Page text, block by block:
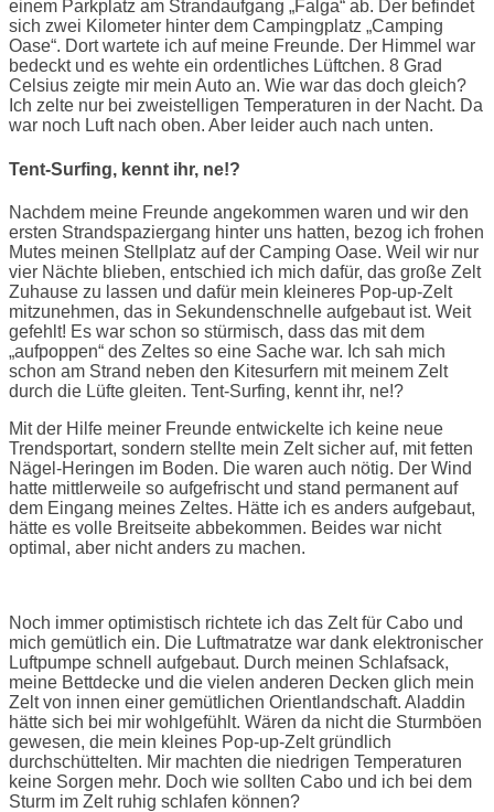
einem Parkplatz am Strandaufgang „Falga“ ab. Der befindet
sich zwei Kilometer hinter dem Campingplatz „Camping
Oase“. Dort wartete ich auf meine Freunde. Der Himmel war
bedeckt und es wehte ein ordentliches Lüftchen. 8 Grad
Celsius zeigte mir mein Auto an. Wie war das doch gleich?
Ich zelte nur bei zweistelligen Temperaturen in der Nacht. Da
war noch Luft nach oben. Aber leider auch nach unten.
Tent-Surfing, kennt ihr, ne!?
Nachdem meine Freunde angekommen waren und wir den
ersten Strandspaziergang hinter uns hatten, bezog ich frohen
Mutes meinen Stellplatz auf der Camping Oase. Weil wir nur
vier Nächte blieben, entschied ich mich dafür, das große Zelt
Zuhause zu lassen und dafür mein kleineres Pop-up-Zelt
mitzunehmen, das in Sekundenschnelle aufgebaut ist. Weit
gefehlt! Es war schon so stürmisch, dass das mit dem
„aufpoppen“ des Zeltes so eine Sache war. Ich sah mich
schon am Strand neben den Kitesurfern mit meinem Zelt
durch die Lüfte gleiten. Tent-Surfing, kennt ihr, ne!?
Mit der Hilfe meiner Freunde entwickelte ich keine neue
Trendsportart, sondern stellte mein Zelt sicher auf, mit fetten
Nägel-Heringen im Boden. Die waren auch nötig. Der Wind
hatte mittlerweile so aufgefrischt und stand permanent auf
dem Eingang meines Zeltes. Hätte ich es anders aufgebaut,
hätte es volle Breitseite abbekommen. Beides war nicht
optimal, aber nicht anders zu machen.
Noch immer optimistisch richtete ich das Zelt für Cabo und
mich gemütlich ein. Die Luftmatratze war dank elektronischer
Luftpumpe schnell aufgebaut. Durch meinen Schlafsack,
meine Bettdecke und die vielen anderen Decken glich mein
Zelt von innen einer gemütlichen Orientlandschaft. Aladdin
hätte sich bei mir wohlgefühlt. Wären da nicht die Sturmböen
gewesen, die mein kleines Pop-up-Zelt gründlich
durchschüttelten. Mir machten die niedrigen Temperaturen
keine Sorgen mehr. Doch wie sollten Cabo und ich bei dem
Sturm im Zelt ruhig schlafen können?